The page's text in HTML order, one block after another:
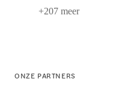
+207 meer
ONZE PARTNERS